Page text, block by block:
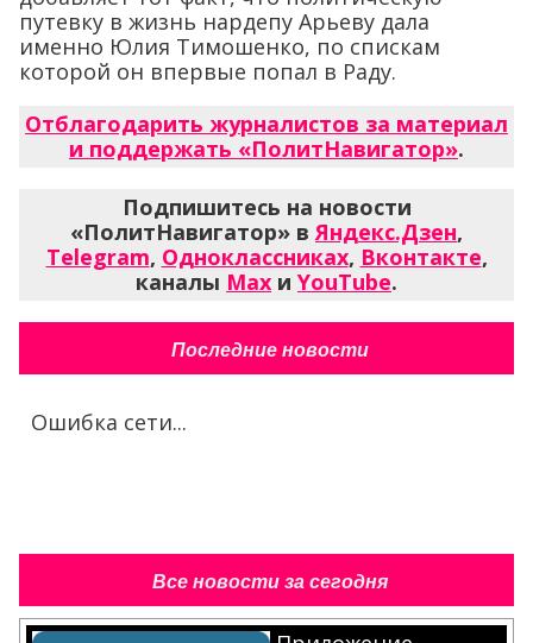
путевку в жизнь нардепу Арьеву дала
именно Юлия Тимошенко, по спискам
которой он впервые попал в Раду.
Отблагодарить журналистов за материал
и поддержать «ПолитНавигатор».
Подпишитесь на новости
«ПолитНавигатор» вЯндекс.Дзен,
Telegram, Одноклассниках, Вконтакте,
каналы Max и YouTube.
Последние новости
Ошибка сети...
Все новости за сегодня